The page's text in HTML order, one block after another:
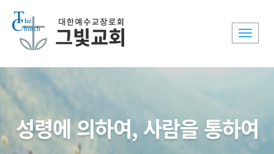
Toggle
성령에 의하여, 사람을 통하여